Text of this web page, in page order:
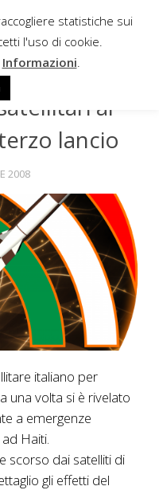
al
lancio
2008
italiano per
una volta si è rivelato
a emergenze
Haiti.
scorso dai satelliti di
gli effetti del
statistiche sui
l'uso di cookie.
Informazioni